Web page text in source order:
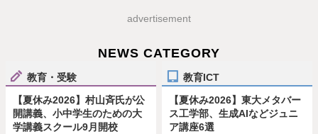
advertisement
NEWS CATEGORY
教育・受験
【夏休み2026】村山斉氏が公
開講義、小中学生のための大
学講義スクール9月開校
教育ICT
【夏休み2026】東大メタバー
ス工学部、生成AIなどジュニ
ア講座6選